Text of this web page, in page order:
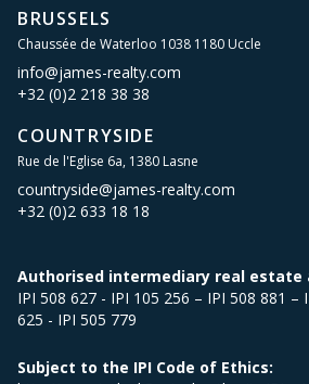
BRUSSELS
Chaussée de Waterloo 1038 1180 Uccle
info@james-realty.com
+32 (0)2 218 38 38
COUNTRYSIDE
Rue de l'Eglise 6a, 1380 Lasne
countryside@james-realty.com
+32 (0)2 633 18 18
Authorised intermediary real estate
IPI 508 627 - IPI 105 256 – IPI 508 881 –
625 - IPI 505 779
Subject to the IPI Code of Ethics: